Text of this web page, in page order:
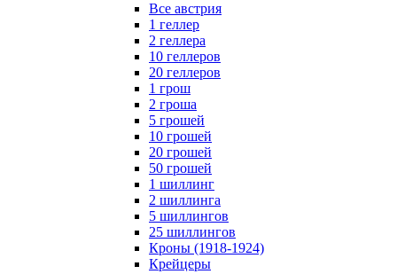
Все австрия
1 геллер
2 геллера
10 геллеров
20 геллеров
1 грош
2 гроша
5 грошей
10 грошей
20 грошей
50 грошей
1 шиллинг
2 шиллинга
5 шиллингов
25 шиллингов
Кроны (1918-1924)
Крейцеры